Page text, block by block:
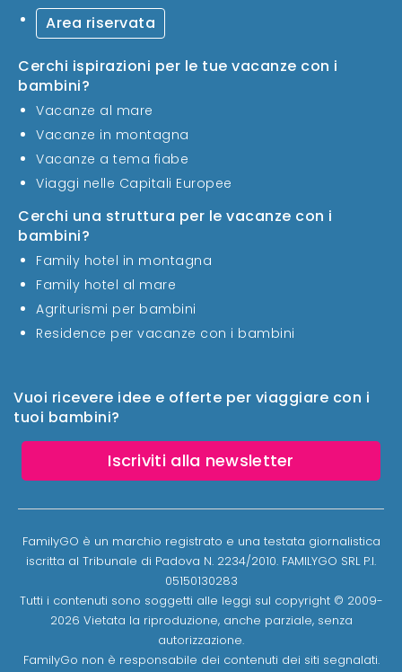
Vuoi ricevere idee e offerte per viaggiare con i
tuoi bambini?
Iscriviti alla newsletter
Area riservata
Cerchi ispirazioni per le tue vacanze con i
bambini?
Vacanze al mare
Vacanze in montagna
Vacanze a tema fiabe
Viaggi nelle Capitali Europee
Cerchi una struttura per le vacanze con i
bambini?
Family hotel in montagna
Family hotel al mare
Agriturismi per bambini
Residence per vacanze con i bambini
FamilyGO è un marchio registrato e una testata giornalistica
iscritta al Tribunale di Padova N. 2234/2010. FAMILYGO SRL P.I.
05150130283
Tutti i contenuti sono soggetti alle leggi sul copyright © 2009-
2026 Vietata la riproduzione, anche parziale, senza
autorizzazione.
FamilyGo non è responsabile dei contenuti dei siti segnalati.